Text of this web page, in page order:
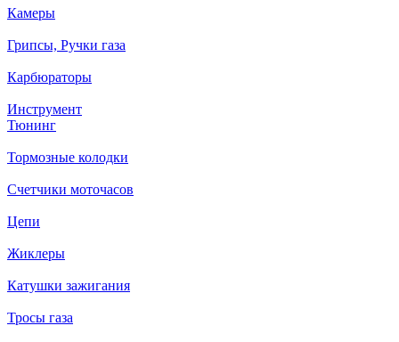
Камеры
Грипсы, Ручки газа
Карбюраторы
Инструмент
Тюнинг
Тормозные колодки
Счетчики моточасов
Цепи
Жиклеры
Катушки зажигания
Тросы газа